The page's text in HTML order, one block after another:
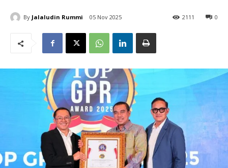
By Jalaludin Rummi 05 Nov 2025 0
2111